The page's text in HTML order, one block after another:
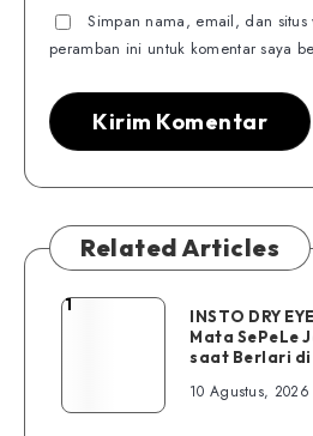
Simpan nama, email, dan situs
peramban ini untuk komentar saya
Related Articles
INSTO
1
INSTO DRY
Mata SePeLe
saat Berlari
10 Agustus, 2026